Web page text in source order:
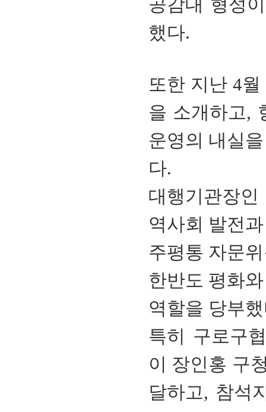
공감대 형성
했다.
또한 지난 4
을 소개하고,
운영의 내실
다.
대행기관장
역사회 발전
주평통 자문
한반도 평화
역할을 당부
특히 구로구
이 장인홍 구
달하고, 참석